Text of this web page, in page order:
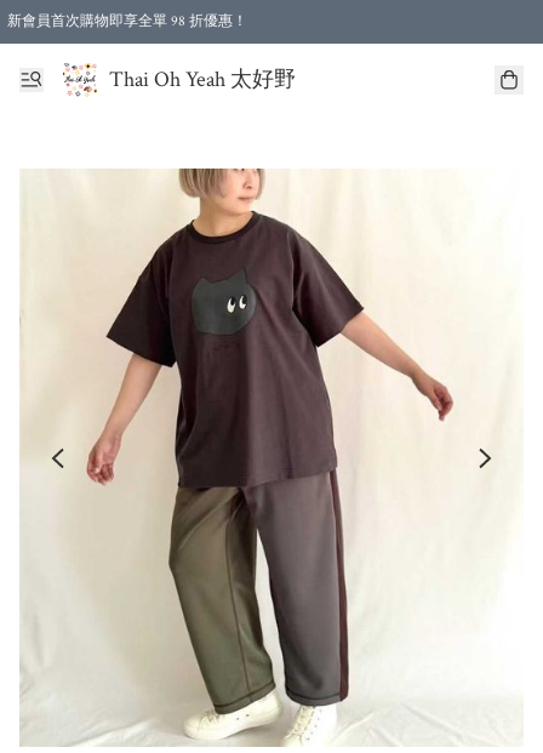
新會員首次購物即享全單 98 折優惠！
特選會員可享全單低至 96 折優惠！
Thai Oh Yeah 太好野